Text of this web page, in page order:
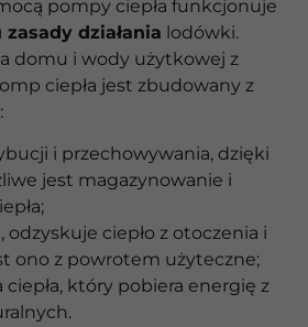
pompy ciepła funkcjonuje
działania lodówki.
domu i wody użytkowej z
ciepła jest zbudowany z
i przechowywania, dzięki
jest magazynowanie i
odzyskuje ciepło z otoczenia i
ono z powrotem użyteczne;
ciepła, który pobiera energię z